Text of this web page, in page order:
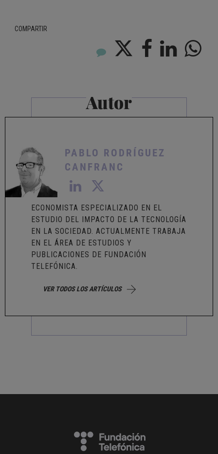
COMPARTIR
Autor
PABLO RODRÍGUEZ
CANFRANC
ECONOMISTA ESPECIALIZADO EN EL
ESTUDIO DEL IMPACTO DE LA TECNOLOGÍA
EN LA SOCIEDAD. ACTUALMENTE TRABAJA
EN EL ÁREA DE ESTUDIOS Y
PUBLICACIONES DE FUNDACIÓN
TELEFÓNICA.
VER TODOS LOS ARTÍCULOS